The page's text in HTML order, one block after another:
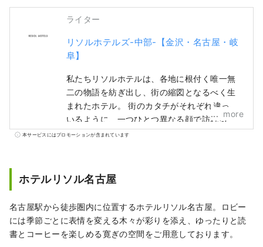
ライター
リソルホテルズ-中部-【金沢・名古屋・岐
阜】
私たちリソルホテルは、各地に根付く唯一無
二の物語を紡ぎ出し、街の縮図となるべく生
まれたホテル。 街のカタチがそれぞれ違って
いるように、一つひとつ異なる顔で訪れる
人々をお迎えします。 『ホテルリソルトリニ
金沢。 1546年、一向宗徒によって建立された
金沢御堂からその歴史が始まり、 戦国時代の
の伝統文化が発展。 ホテルリソルトリニティ
金沢は、こうした金沢だけが持つ独自の魅力
を発信し、 文化継承と都市発展の拠点となる
more
本サービスにはプロモーションが含まれています
ホテルリソル名古屋
名古屋駅から徒歩圏内に位置するホテルリソル名古屋。ロビー
には季節ごとに表情を変える木々が彩りを添え、ゆったりと読
書とコーヒーを楽しめる寛ぎの空間をご用意しております。